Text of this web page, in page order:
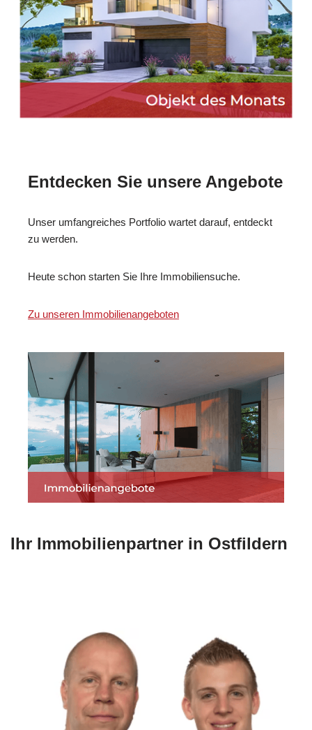
Entdecken Sie unsere Angebote
Unser umfangreiches Portfolio wartet darauf, entdeckt
zu werden.
Heute schon starten Sie Ihre Immobiliensuche.
Zu unseren Immobilienangeboten
Ihr Immobilienpartner in Ostfildern